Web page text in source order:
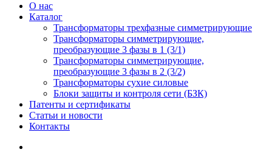
О нас
Каталог
Трансформаторы трехфазные симметрирующие
Трансформаторы симметрирующие,
преобразующие 3 фазы в 1 (3/1)
Трансформаторы симметрирующие,
преобразующие 3 фазы в 2 (3/2)
Трансформаторы сухие силовые
Блоки защиты и контроля сети (БЗК)
Патенты и сертификаты
Статьи и новости
Контакты